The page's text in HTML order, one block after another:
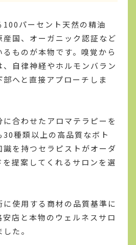
パーセント天然の精油
産国、オーガニック認証など
ものが本物です。嗅覚から
自律神経やホルモンバラン
へと直接アプローチしま
合わせたアロマテラピーを
種類以上の高品質なボト
を持つセラピストがオーダ
提案してくれるサロンを選
使用する商材の品質基準に
店と本物のウェルネスサロ
た。